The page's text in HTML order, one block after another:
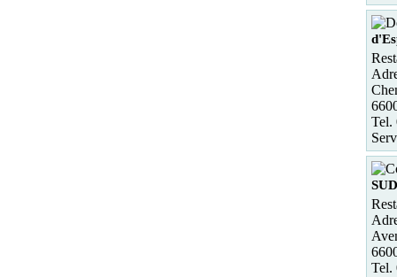
Tel.
SUD
Tel.